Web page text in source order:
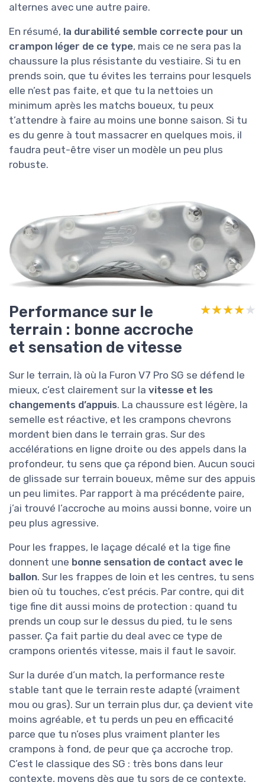
alternes avec une autre paire.
En résumé, la durabilité semble correcte pour un
crampon léger de ce type, mais ce ne sera pas la
chaussure la plus résistante du vestiaire. Si tu en
prends soin, que tu évites les terrains pour lesquels
elle n’est pas faite, et que tu la nettoies un
minimum après les matchs boueux, tu peux
t’attendre à faire au moins une bonne saison. Si tu
es du genre à tout massacrer en quelques mois, il
faudra peut-être viser un modèle un peu plus
robuste.
Performance sur le
terrain : bonne accroche
et sensation de vitesse
★★★★★
★★★★★
Sur le terrain, là où la Furon V7 Pro SG se défend le
mieux, c’est clairement sur la vitesse et les
changements d’appuis. La chaussure est légère, la
semelle est réactive, et les crampons chevrons
mordent bien dans le terrain gras. Sur des
accélérations en ligne droite ou des appels dans la
profondeur, tu sens que ça répond bien. Aucun souci
de glissade sur terrain boueux, même sur des appuis
un peu limites. Par rapport à ma précédente paire,
j’ai trouvé l’accroche au moins aussi bonne, voire un
peu plus agressive.
Pour les frappes, le laçage décalé et la tige fine
donnent une bonne sensation de contact avec le
ballon. Sur les frappes de loin et les centres, tu sens
bien où tu touches, c’est précis. Par contre, qui dit
tige fine dit aussi moins de protection : quand tu
prends un coup sur le dessus du pied, tu le sens
passer. Ça fait partie du deal avec ce type de
crampons orientés vitesse, mais il faut le savoir.
Sur la durée d’un match, la performance reste
stable tant que le terrain reste adapté (vraiment
mou ou gras). Sur un terrain plus dur, ça devient vite
moins agréable, et tu perds un peu en efficacité
parce que tu n’oses plus vraiment planter les
crampons à fond, de peur que ça accroche trop.
C’est le classique des SG : très bons dans leur
contexte, moyens dès que tu sors de ce contexte.